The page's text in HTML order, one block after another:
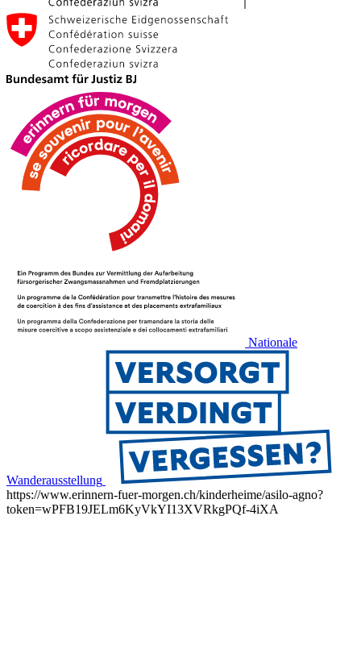
Nationale
Wanderausstellung
https://www.erinnern-fuer-morgen.ch/kinderheime/asilo-agno?
token=wPFB19JELm6KyVkYI13XVRkgPQf-4iXA